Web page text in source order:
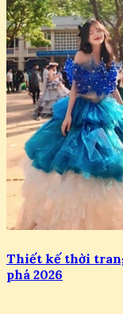
Thiết kế thời
phá 2026